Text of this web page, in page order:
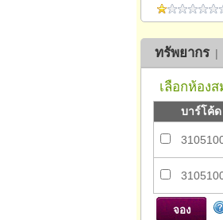
ทรัพยากร |
เลือกห้อง
บาร์โค้ด